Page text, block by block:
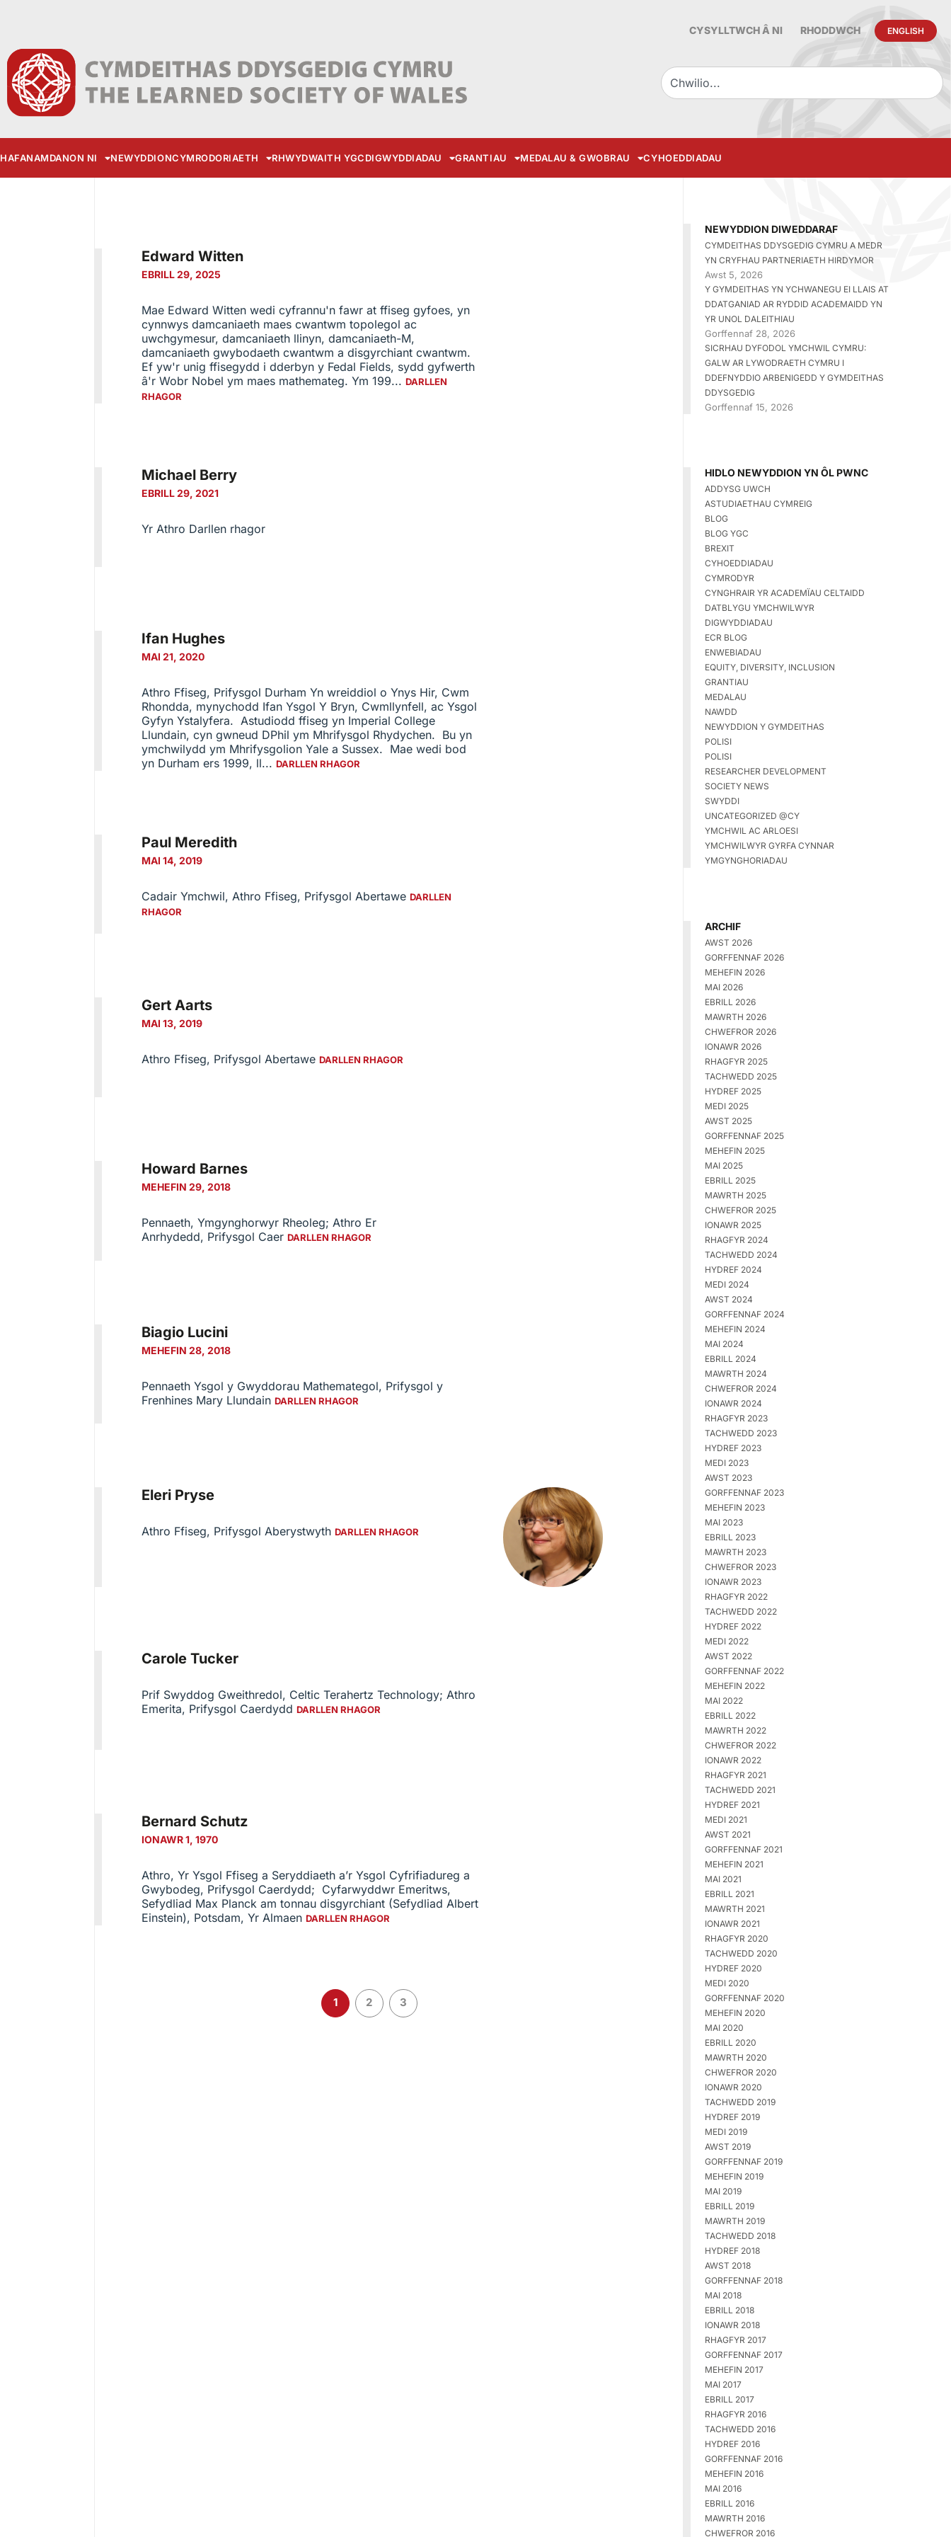
CYSYLLTWCH Â NI RHODDWCH ENGLISH
HAFANAMDANON NI NEWYDDIONCYMRODORIAETH RHWYDWAITH YGCDIGWYDDIADAU GRANTIAU MEDALAU & GWOBRAU CYHOEDDIADAU
Edward Witten
EBRILL 29, 2025
Mae Edward Witten wedi cyfrannu'n fawr at ffiseg gyfoes, yn
cynnwys damcaniaeth maes cwantwm topolegol ac
uwchgymesur, damcaniaeth llinyn, damcaniaeth-M,
damcaniaeth gwybodaeth cwantwm a disgyrchiant cwantwm.
Ef yw'r unig ffisegydd i dderbyn y Fedal Fields, sydd gyfwerth
â'r Wobr Nobel ym maes mathemateg. Ym 199... DARLLEN
RHAGOR
Michael Berry
EBRILL 29, 2021
Yr Athro Darllen rhagor
Ifan Hughes
MAI 21, 2020
Athro Ffiseg, Prifysgol Durham Yn wreiddiol o Ynys Hir, Cwm
Rhondda, mynychodd Ifan Ysgol Y Bryn, Cwmllynfell, ac Ysgol
Gyfyn Ystalyfera. Astudiodd ffiseg yn Imperial College
Llundain, cyn gwneud DPhil ym Mhrifysgol Rhydychen. Bu yn
ymchwilydd ym Mhrifysgolion Yale a Sussex. Mae wedi bod
yn Durham ers 1999, ll... DARLLEN RHAGOR
Paul Meredith
MAI 14, 2019
Cadair Ymchwil, Athro Ffiseg, Prifysgol Abertawe DARLLEN
RHAGOR
Gert Aarts
MAI 13, 2019
Athro Ffiseg, Prifysgol Abertawe DARLLEN RHAGOR
Howard Barnes
MEHEFIN 29, 2018
Pennaeth, Ymgynghorwyr Rheoleg; Athro Er
Anrhydedd, Prifysgol Caer DARLLEN RHAGOR
Biagio Lucini
MEHEFIN 28, 2018
Pennaeth Ysgol y Gwyddorau Mathemategol, Prifysgol y
Frenhines Mary Llundain DARLLEN RHAGOR
Eleri Pryse
Athro Ffiseg, Prifysgol Aberystwyth DARLLEN RHAGOR
Carole Tucker
Prif Swyddog Gweithredol, Celtic Terahertz Technology; Athro
Emerita, Prifysgol Caerdydd DARLLEN RHAGOR
Bernard Schutz
IONAWR 1, 1970
Athro, Yr Ysgol Ffiseg a Seryddiaeth a’r Ysgol Cyfrifiadureg a
Gwybodeg, Prifysgol Caerdydd; Cyfarwyddwr Emeritws,
Sefydliad Max Planck am tonnau disgyrchiant (Sefydliad Albert
Einstein), Potsdam, Yr Almaen DARLLEN RHAGOR
1 2 3
NEWYDDION DIWEDDARAF
CYMDEITHAS DDYSGEDIG CYMRU A MEDR
YN CRYFHAU PARTNERIAETH HIRDYMOR
Awst 5, 2026
Y GYMDEITHAS YN YCHWANEGU EI LLAIS AT
DDATGANIAD AR RYDDID ACADEMAIDD YN
YR UNOL DALEITHIAU
Gorffennaf 28, 2026
SICRHAU DYFODOL YMCHWIL CYMRU:
GALW AR LYWODRAETH CYMRU I
DDEFNYDDIO ARBENIGEDD Y GYMDEITHAS
DDYSGEDIG
Gorffennaf 15, 2026
HIDLO NEWYDDION YN ÔL PWNC
ADDYSG UWCH
ASTUDIAETHAU CYMREIG
BLOG
BLOG YGC
BREXIT
CYHOEDDIADAU
CYMRODYR
CYNGHRAIR YR ACADEMÏAU CELTAIDD
DATBLYGU YMCHWILWYR
DIGWYDDIADAU
ECR BLOG
ENWEBIADAU
EQUITY, DIVERSITY, INCLUSION
GRANTIAU
MEDALAU
NAWDD
NEWYDDION Y GYMDEITHAS
POLISI
POLISI
RESEARCHER DEVELOPMENT
SOCIETY NEWS
SWYDDI
UNCATEGORIZED @CY
YMCHWIL AC ARLOESI
YMCHWILWYR GYRFA CYNNAR
YMGYNGHORIADAU
ARCHIF
AWST 2026
GORFFENNAF 2026
MEHEFIN 2026
MAI 2026
EBRILL 2026
MAWRTH 2026
CHWEFROR 2026
IONAWR 2026
RHAGFYR 2025
TACHWEDD 2025
HYDREF 2025
MEDI 2025
AWST 2025
GORFFENNAF 2025
MEHEFIN 2025
MAI 2025
EBRILL 2025
MAWRTH 2025
CHWEFROR 2025
IONAWR 2025
RHAGFYR 2024
TACHWEDD 2024
HYDREF 2024
MEDI 2024
AWST 2024
GORFFENNAF 2024
MEHEFIN 2024
MAI 2024
EBRILL 2024
MAWRTH 2024
CHWEFROR 2024
IONAWR 2024
RHAGFYR 2023
TACHWEDD 2023
HYDREF 2023
MEDI 2023
AWST 2023
GORFFENNAF 2023
MEHEFIN 2023
MAI 2023
EBRILL 2023
MAWRTH 2023
CHWEFROR 2023
IONAWR 2023
RHAGFYR 2022
TACHWEDD 2022
HYDREF 2022
MEDI 2022
AWST 2022
GORFFENNAF 2022
MEHEFIN 2022
MAI 2022
EBRILL 2022
MAWRTH 2022
CHWEFROR 2022
IONAWR 2022
RHAGFYR 2021
TACHWEDD 2021
HYDREF 2021
MEDI 2021
AWST 2021
GORFFENNAF 2021
MEHEFIN 2021
MAI 2021
EBRILL 2021
MAWRTH 2021
IONAWR 2021
RHAGFYR 2020
TACHWEDD 2020
HYDREF 2020
MEDI 2020
GORFFENNAF 2020
MEHEFIN 2020
MAI 2020
EBRILL 2020
MAWRTH 2020
CHWEFROR 2020
IONAWR 2020
TACHWEDD 2019
HYDREF 2019
MEDI 2019
AWST 2019
GORFFENNAF 2019
MEHEFIN 2019
MAI 2019
EBRILL 2019
MAWRTH 2019
TACHWEDD 2018
HYDREF 2018
AWST 2018
GORFFENNAF 2018
MAI 2018
EBRILL 2018
IONAWR 2018
RHAGFYR 2017
GORFFENNAF 2017
MEHEFIN 2017
MAI 2017
EBRILL 2017
RHAGFYR 2016
TACHWEDD 2016
HYDREF 2016
GORFFENNAF 2016
MEHEFIN 2016
MAI 2016
EBRILL 2016
MAWRTH 2016
CHWEFROR 2016